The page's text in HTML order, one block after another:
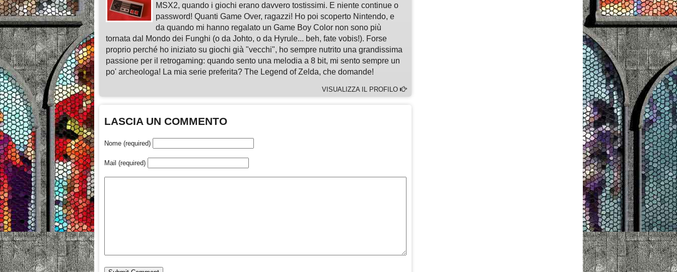
MSX2, quando i giochi erano davvero tostissimi. E niente continue o
password! Quanti Game Over, ragazzi! Ho poi scoperto Nintendo, e
da quando mi hanno regalato un Game Boy Color non sono più
tornata dal Mondo dei Funghi (o da Johto, o da Hyrule... beh, fate vobis!). Forse
proprio perché ho iniziato su giochi già "vecchi", ho sempre nutrito una grandissima
passione per il retrogaming: quando sento una melodia a 8 bit, mi sento sempre un
po' archeologa! La mia serie preferita? The Legend of Zelda, che domande!
VISUALIZZA IL PROFILO
LASCIA UN COMMENTO
Nome (required)
Mail (required)